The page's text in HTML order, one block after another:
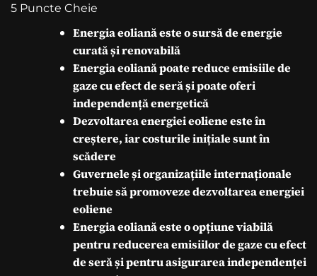
5 Puncte Cheie
Energia eoliană este o sursă de energie
curată și renovabilă
Energia eoliană poate reduce emisiile de
gaze cu efect de seră și poate oferi
independență energetică
Dezvoltarea energiei eoliene este în
creștere, iar costurile inițiale sunt în
scădere
Guvernele și organizațiile internaționale
trebuie să promoveze dezvoltarea energiei
eoliene
Energia eoliană este o opțiune viabilă
pentru reducerea emisiilor de gaze cu efect
de seră și pentru asigurarea independenței